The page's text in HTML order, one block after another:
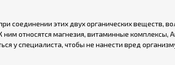
соединении этих двух органических веществ,
ним относятся магнезия, витаминные комплексы,
у специалиста, чтобы не нанести вред